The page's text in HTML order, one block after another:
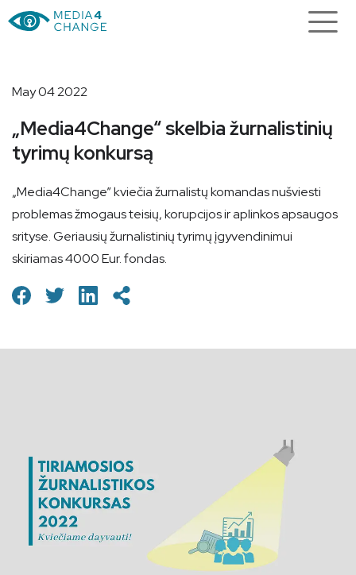
May 04 2022
„Media4Change“ skelbia žurnalistinių
tyrimų konkursą
„Media4Change” kviečia žurnalistų komandas nušviesti
problemas žmogaus teisių, korupcijos ir aplinkos apsaugos
srityse. Geriausių žurnalistinių tyrimų įgyvendinimui
skiriamas 4000 Eur. fondas.